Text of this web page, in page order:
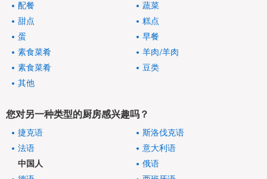
配餐
蔬菜
甜点
糕点
蛋
早餐
素食菜肴
羊肉/羊肉
素食菜肴
豆类
其他
您对另一种类型的厨房感兴趣吗？
捷克语
斯洛伐克语
法语
意大利语
中国人
俄语